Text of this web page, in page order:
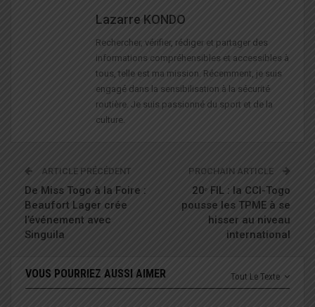
Lazarre KONDO
Rechercher, vérifier, rédiger et partager des
informations compréhensibles et accessibles à
tous, telle est ma mission. Récemment, je suis
engagé dans la sensibilisation à la sécurité
routière. Je suis passionné du sport et de la
culture.
ARTICLE PRÉCÉDENT
De Miss Togo à la Foire :
Beaufort Lager crée
l’événement avec
Singuila
PROCHAIN ARTICLE
20ᵉ FIL : la CCI-Togo
pousse les TPME à se
hisser au niveau
international
Tout Le Texte
VOUS POURRIEZ AUSSI AIMER